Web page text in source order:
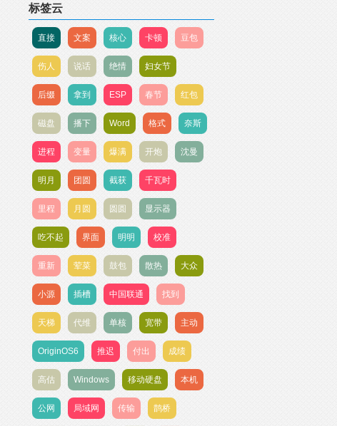
标签云
直接 文案 核心 卡顿 豆包
伤人 说话 绝情 妇女节
后缀 拿到 ESP 春节 红包
磁盘 播下 Word 格式 奈斯
进程 变量 爆满 开炮 沈曼
明月 团圆 截获 千瓦时
里程 月圆 圆圆 显示器
吃不起 界面 明明 校准
重新 荤菜 鼓包 散热 大众
小源 插槽 中国联通 找到
天梯 代维 单核 宽带 主动
OriginOS6 推迟 付出 成绩
高估 Windows 移动硬盘 本机
公网 局域网 传输 鹊桥